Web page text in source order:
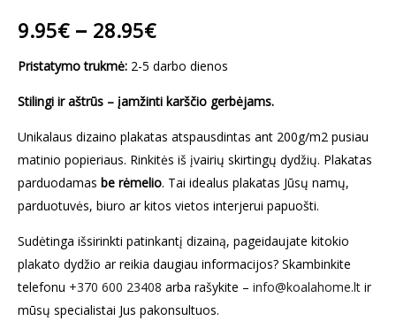
9.95€– 28.95€
Pristatymo trukmė: 2-5 darbo dienos
Stilingi ir aštrūs – įamžinti karščio gerbėjams.
Unikalaus dizaino plakatas atspausdintas ant 200g/m2 pusiau
matinio popieriaus. Rinkitės iš įvairių skirtingų dydžių. Plakatas
parduodamas be rėmelio. Tai idealus plakatas Jūsų namų,
parduotuvės, biuro ar kitos vietos interjerui papuošti.
Sudėtinga išsirinkti patinkantį dizainą, pageidaujate kitokio
plakato dydžio ar reikia daugiau informacijos? Skambinkite
telefonu +370 600 23408 arba rašykite – info@koalahome.lt ir
mūsų specialistai Jus pakonsultuos.